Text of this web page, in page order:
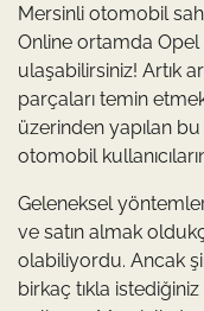
Mersinli otomobil
Online ortamda
ulaşabilirsiniz! Artık
parçaları temin
üzerinden yapılan
otomobil
Geleneksel
ve satın almak
olabiliyordu. Ancak
birkaç tıkla